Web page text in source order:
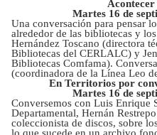
Martes 16 de
Una conversación para pensar
alrededor de las bibliotecas y
Hernández Toscano (directora
Bibliotecas del CERLALC) y
Bibliotecas Comfama).
(coordinadora de la Línea Leo
En Territorios por
Martes 16 de
Conversemos con Luis Enrique
Departamental, Hernán
coleccionista de discos, sobre